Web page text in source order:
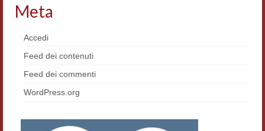
Eventi
Digital Humanities
Meta
Accedi
Feed dei contenuti
Feed dei commenti
WordPress.org